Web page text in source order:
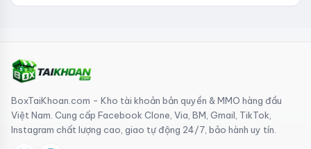
BoxTaiKhoan.com - Kho tài khoản bản quyền & MMO hàng đầu
Việt Nam. Cung cấp Facebook Clone, Via, BM, Gmail, TikTok,
Instagram chất lượng cao, giao tự động 24/7, bảo hành uy tín.